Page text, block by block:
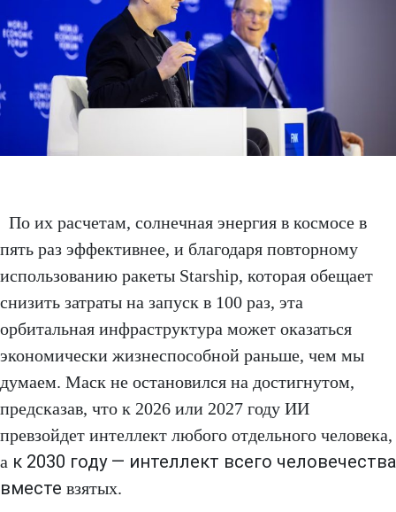
По их расчетам, солнечная энергия в космосе в
пять раз эффективнее, и благодаря повторному
использованию ракеты Starship, которая обещает
снизить затраты на запуск в 100 раз, эта
орбитальная инфраструктура может оказаться
экономически жизнеспособной раньше, чем мы
думаем. Маск не остановился на достигнутом,
предсказав, что к 2026 или 2027 году ИИ
превзойдет интеллект любого отдельного человека,
а к 2030 году — интеллект всего человечества
вместе взятых.